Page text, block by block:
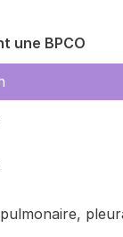
une BPCO